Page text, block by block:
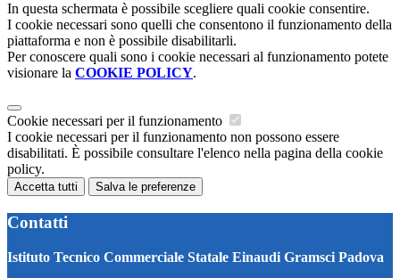
In questa schermata è possibile scegliere quali cookie consentire.
I cookie necessari sono quelli che consentono il funzionamento della
piattaforma e non è possibile disabilitarli.
Per conoscere quali sono i cookie necessari al funzionamento potete
visionare la COOKIE POLICY.
Cookie necessari per il funzionamento
I cookie necessari per il funzionamento non possono essere
disabilitati. È possibile consultare l'elenco nella pagina della cookie
policy.
Accetta tutti Salva le preferenze
Contatti
Istituto Tecnico Commerciale Statale Einaudi Gramsci Padova